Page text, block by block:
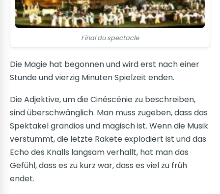
Final du spectacle
Die Magie hat begonnen und wird erst nach einer
Stunde und vierzig Minuten Spielzeit enden.
Die Adjektive, um die Cinéscénie zu beschreiben,
sind überschwänglich. Man muss zugeben, dass das
Spektakel grandios und magisch ist. Wenn die Musik
verstummt, die letzte Rakete explodiert ist und das
Echo des Knalls langsam verhallt, hat man das
Gefühl, dass es zu kurz war, dass es viel zu früh
endet.